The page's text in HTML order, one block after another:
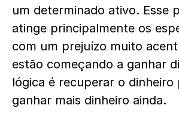
um determinado ativo. Esse
atinge principalmente os
com um prejuízo muito
estão começando a ganhar
lógica é recuperar o dinheiro
ganhar mais dinheiro ainda.